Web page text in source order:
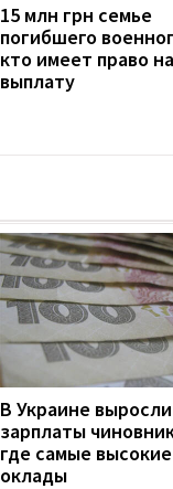
15 млн грн семье
погибшего
кто имеет право на
выплату
В Украине выросли
зарплаты
где самые высокие
оклады